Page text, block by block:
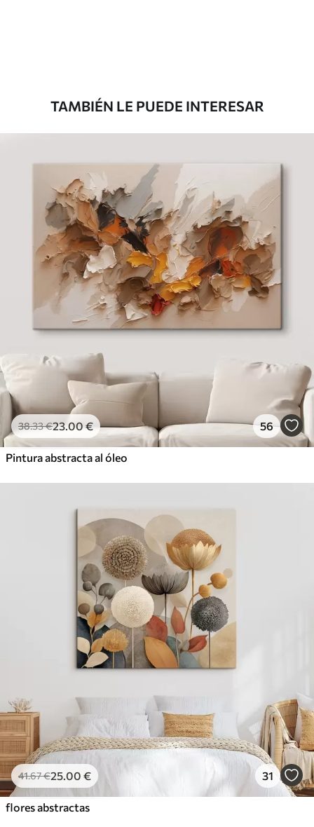
TAMBIÉN LE PUEDE INTERESAR
38.33€23.00€ 56
Pintura abstracta al óleo
41.67€25.00 € 31
flores abstractas